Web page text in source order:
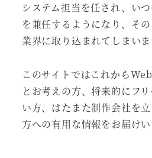
システム担当を任され、い
を兼任するようになり、そ
業界に取り込まれてしまいま
このサイトではこれから
とお考えの方、将来的にフ
い方、はたまた制作会社を
方への有用な情報をお届けい